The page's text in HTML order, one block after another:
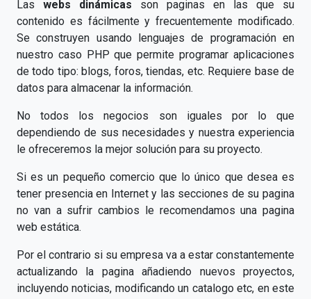
Las webs dinámicas son paginas en las que su
contenido es fácilmente y frecuentemente modificado.
Se construyen usando lenguajes de programación en
nuestro caso PHP que permite programar aplicaciones
de todo tipo: blogs, foros, tiendas, etc. Requiere base de
datos para almacenar la información.
No todos los negocios son iguales por lo que
dependiendo de sus necesidades y nuestra experiencia
le ofreceremos la mejor solución para su proyecto.
Si es un pequeño comercio que lo único que desea es
tener presencia en Internet y las secciones de su pagina
no van a sufrir cambios le recomendamos una pagina
web estática.
Por el contrario si su empresa va a estar constantemente
actualizando la pagina añadiendo nuevos proyectos,
incluyendo noticias, modificando un catalogo etc, en este